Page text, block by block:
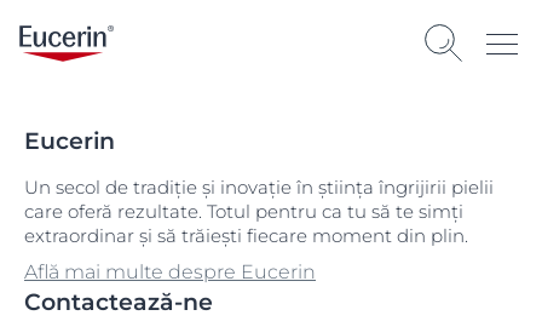
Eucerin
Un secol de tradiție și inovație în știința îngrijirii pielii
care oferă rezultate. Totul pentru ca tu să te simți
extraordinar și să trăiești fiecare moment din plin.
Află mai multe despre Eucerin
Contactează-ne